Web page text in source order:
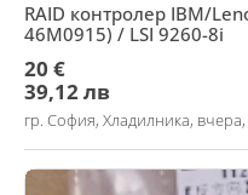
RAID контролер IBM/
46M0915) / LSI 9260-8i
20 €
39,12 лв
гр. София, Хладилника,